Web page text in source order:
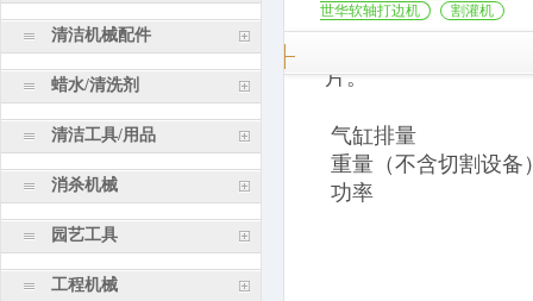
清洁机械配件
蜡水/清洗剂
清洁工具/用品
消杀机械
园艺工具
工程机械
片。
气缸排量
重量（不含切割设备
功率
世华软轴打边机
割灌机